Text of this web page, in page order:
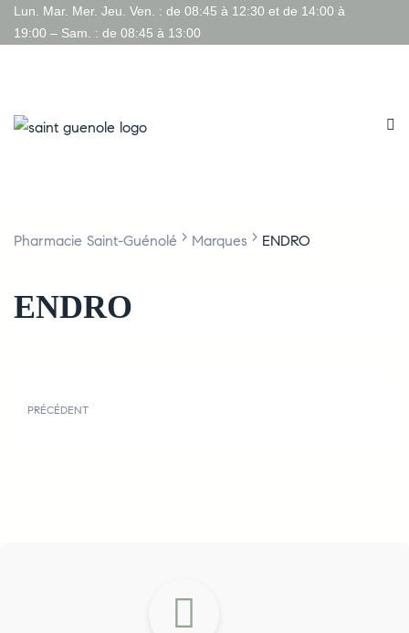
Lun. Mar. Mer. Jeu. Ven. : de 08:45 à 12:30 et de 14:00 à
19:00 – Sam. : de 08:45 à 13:00
Pharmacie Saint-Guénolé > Marques > ENDRO
ENDRO
PRÉCÉDENT